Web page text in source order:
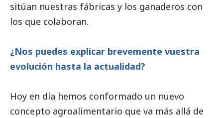
sitúan nuestras fábricas y los ganaderos con
los que colaboran.
¿Nos puedes explicar brevemente vuestra
evolución hasta la actualidad?
Hoy en día hemos conformado un nuevo
concepto agroalimentario que va más allá de